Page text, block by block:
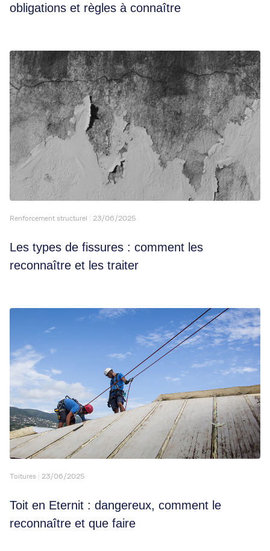
obligations et règles à connaître
Renforcement structurel 23/06/2025
Les types de fissures : comment les
reconnaître et les traiter
Toitures 23/06/2025
Toit en Eternit : dangereux, comment le
reconnaître et que faire